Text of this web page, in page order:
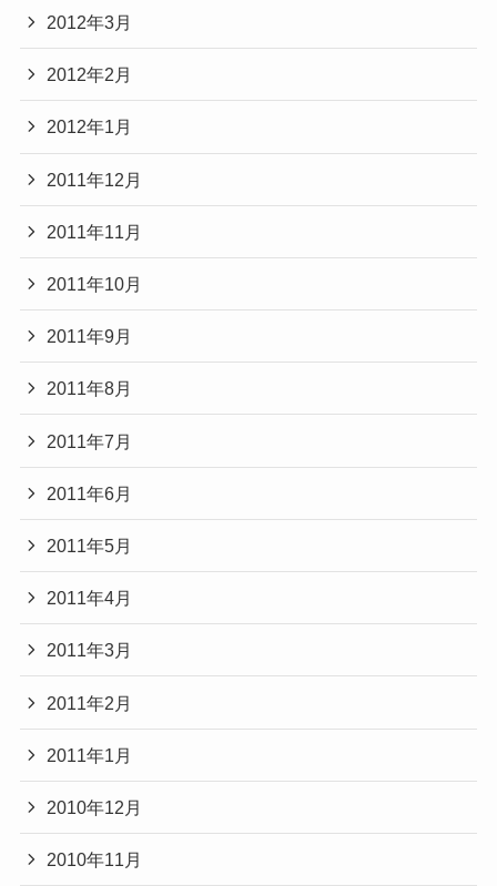
2012年3月
2012年2月
2012年1月
2011年12月
2011年11月
2011年10月
2011年9月
2011年8月
2011年7月
2011年6月
2011年5月
2011年4月
2011年3月
2011年2月
2011年1月
2010年12月
2010年11月